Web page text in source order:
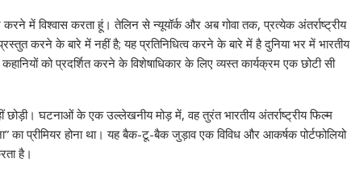
में विश्वास करता हूं। तेलिन से न्यूयॉर्क और अब गोवा तक, प्रत्येक अंतर्राष्ट्रीय
करने के बारे में नहीं है; यह प्रतिनिधित्व करने के बारे में है दुनिया भर में भारतीय
कहानियों को प्रदर्शित करने के विशेषाधिकार के लिए व्यस्त कार्यक्रम एक छोटी सी
घटनाओं के एक उल्लेखनीय मोड़ में, वह तुरंत भारतीय अंतर्राष्ट्रीय फिल्म
प्रीमियर होना था। यह बैक-टू-बैक जुड़ाव एक विविध और आकर्षक पोर्टफोलियो
है।